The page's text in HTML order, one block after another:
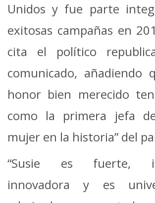
Unidos y fue parte
exitosas campañas en
cita el político
comunicado, añadiendo
honor bien merecido
como la primera jefa
mujer en la historia” del
“Susie es fuerte,
innovadora y es